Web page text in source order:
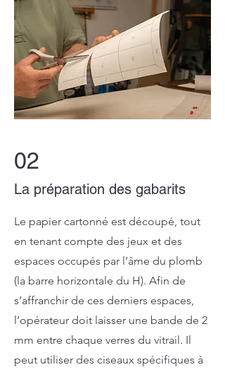
02
La préparation des gabarits
Le papier cartonné est découpé, tout
en tenant compte des jeux et des
espaces occupés par l’âme du plomb
(la barre horizontale du H). Afin de
s’affranchir de ces derniers espaces,
l’opérateur doit laisser une bande de 2
mm entre chaque verres du vitrail. Il
peut utiliser des ciseaux spécifiques à